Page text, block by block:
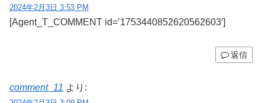
2024年2月3日 3:53 PM
[Agent_T_COMMENT id=’1753440852620562603′]
返信
comment_11 より: